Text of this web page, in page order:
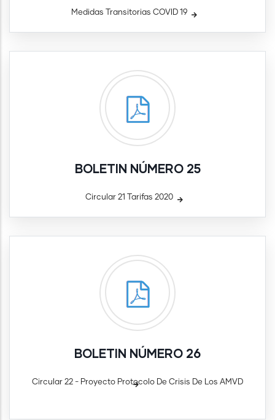
Medidas Transitorias COVID 19
BOLETIN NÚMERO 25
Circular 21 Tarifas 2020
BOLETIN NÚMERO 26
Circular 22 - Proyecto Protocolo De Crisis De Los AMVD